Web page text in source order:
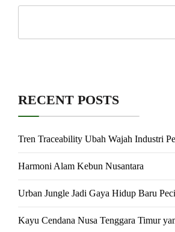
RECENT POSTS
Tren Traceability Ubah Wajah Industri
Harmoni Alam Kebun Nusantara
Urban Jungle Jadi Gaya Hidup Baru
Kayu Cendana Nusa Tenggara Timur